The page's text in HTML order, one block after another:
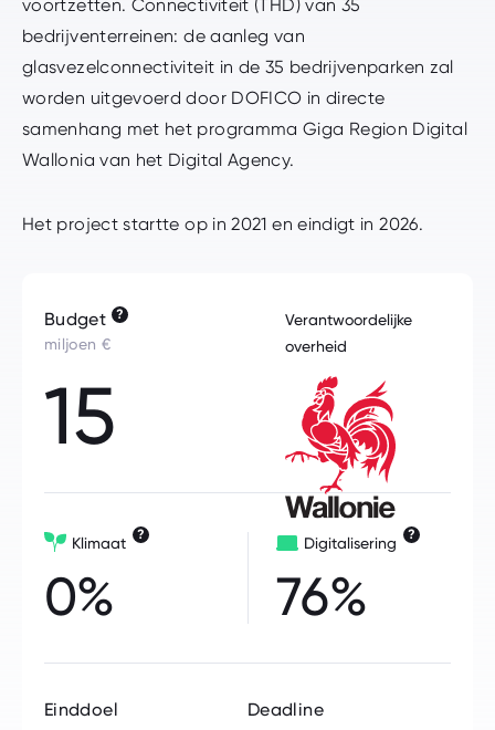
voortzetten. Connectiviteit (THD) van 35
bedrijventerreinen: de aanleg van
glasvezelconnectiviteit in de 35 bedrijvenparken zal
worden uitgevoerd door DOFICO in directe
samenhang met het programma Giga Region Digital
Wallonia van het Digital Agency.
Het project startte op in 2021 en eindigt in 2026.
Budget ?
miljoen €
15
Verantwoordelijke
overheid
Klimaat ?
0%
Digitalisering ?
76%
Einddoel Deadline